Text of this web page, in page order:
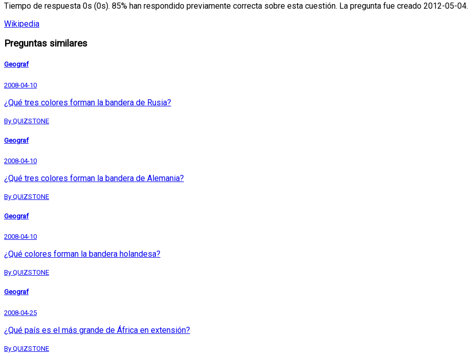
Tiempo de respuesta 0s (0s). 85% han respondido previamente correcta sobre esta cuestión. La pregunta fue creado 2012-05-04.
Wikipedia
Preguntas similares
Geograf
2008-04-10
¿Qué tres colores forman la bandera de Rusia?
By QUIZSTONE
Geograf
2008-04-10
¿Qué tres colores forman la bandera de Alemania?
By QUIZSTONE
Geograf
2008-04-10
¿Qué colores forman la bandera holandesa?
By QUIZSTONE
Geograf
2008-04-25
¿Qué país es el más grande de África en extensión?
By QUIZSTONE